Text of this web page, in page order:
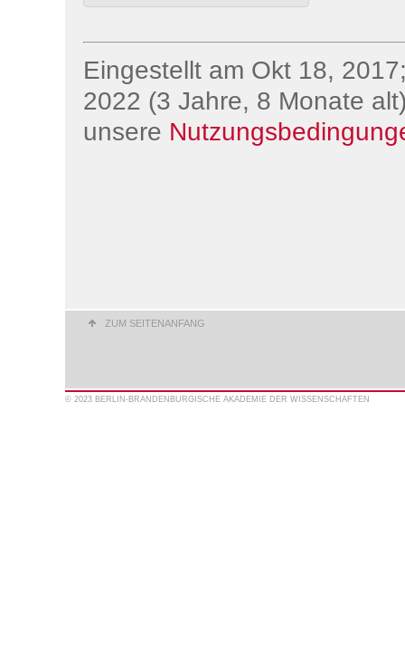
Eingestellt am Okt 18,
2022 (3 Jahre, 8 Monate
unsere
ZUM SEITENANFANG
© 2023 BERLIN-BRANDENBURGISCHE AKADEMIE DER WISSENSCHAFTEN